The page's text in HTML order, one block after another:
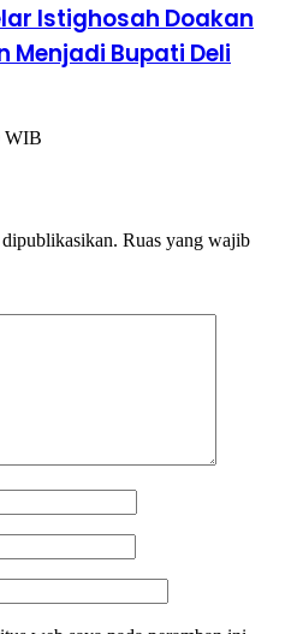
Istighosah Doakan
Menjadi Bupati Deli
WIB
Ruas yang wajib